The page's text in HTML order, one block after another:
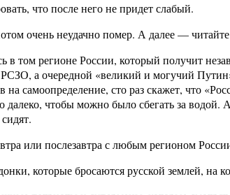
что после него не придет слабый.
очень неудачно помер. А далее —
в том регионе России, который получит
а очередной «великий и могучий
на самоопределение, сто раз скажет, что
чтобы можно было сбегать за
или послезавтра с любым регионом
которые бросаются русской землей, на